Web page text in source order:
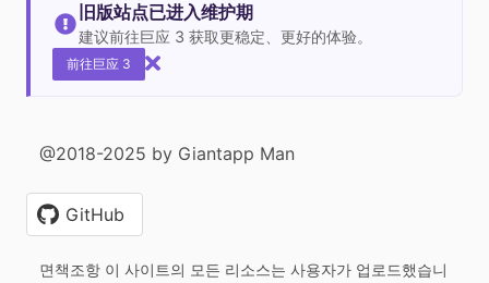
旧版站点已进入维护期
建议前往巨应 3 获取更稳定、更好的体验。
前往巨应 3
@2018-2025 by Giantapp Man
GitHub
면책조항 이 사이트의 모든 리소스는 사용자가 업로드했습니